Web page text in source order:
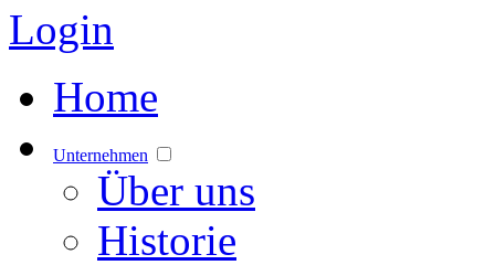
Login
Home
Unternehmen
Über uns
Historie